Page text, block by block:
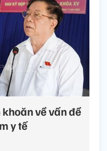
về vấn đề
y tế